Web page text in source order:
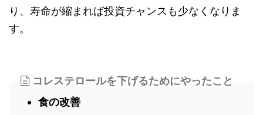
り、寿命が縮まれば投資チャンスも少なくなりま
す。
コレステロールを下げるためにやったこと
食の改善